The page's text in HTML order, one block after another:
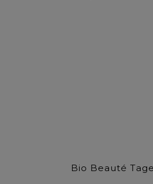
Bio Beauté